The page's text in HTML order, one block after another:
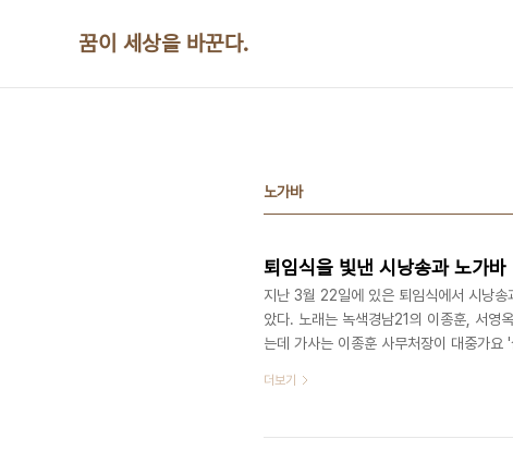
꿈이 세상을 바꾼다.
노가바
퇴임식을 빛낸 시낭송과 노가바
지난 3월 22일에 있은 퇴임식에서 시낭
았다. 노래는 녹색경남21의 이종훈, 서영
는데 가사는 이종훈 사무처장이 대중가
노∼ 동 하는 예수 만나서 YMCA 운동
YMCA 선택해서 지역사회 일꾼됐나요.
더보기